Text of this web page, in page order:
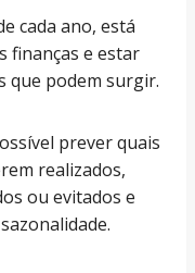
cada ano, está
finanças e estar
que podem surgir.
prever quais
realizados,
ou evitados e